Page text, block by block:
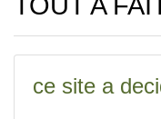
ce site a